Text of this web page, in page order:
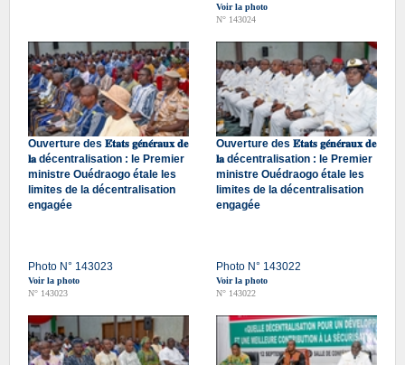
Voir la photo
N° 143024
Ouverture des 𝐄́𝐭𝐚𝐭𝐬 𝐠𝐞́𝐧𝐞́𝐫𝐚𝐮𝐱 𝐝𝐞
𝐥𝐚 décentralisation : le Premier
ministre Ouédraogo étale les
limites de la décentralisation
engagée
Photo N° 143023
Voir la photo
N° 143023
Ouverture des 𝐄́𝐭𝐚𝐭𝐬 𝐠𝐞́𝐧𝐞́𝐫𝐚𝐮𝐱 𝐝𝐞
𝐥𝐚 décentralisation : le Premier
ministre Ouédraogo étale les
limites de la décentralisation
engagée
Photo N° 143022
Voir la photo
N° 143022